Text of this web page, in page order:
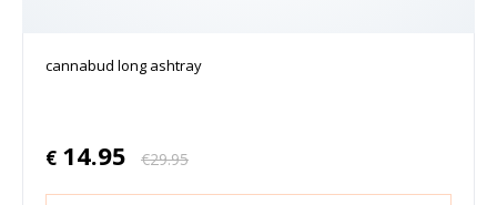
cannabud long ashtray
€ 14.95 €29.95